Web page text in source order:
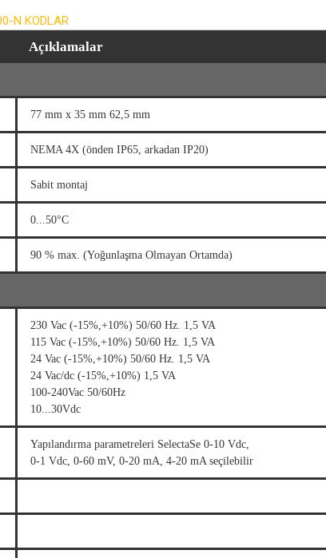
Açıklamalar
77 mm x 35 mm 62,5 mm
NEMA 4X (önden IP65, arkadan IP20)
Sabit montaj
0...50°C
90 % max. (Yoğunlaşma Olmayan Ortamda)
230 Vac (-15%,+10%) 50/60 Hz. 1,5 VA
115 Vac (-15%,+10%) 50/60 Hz. 1,5 VA
24 Vac (-15%,+10%) 50/60 Hz. 1,5 VA
24 Vac/dc (-15%,+10%) 1,5 VA
100-240Vac 50/60Hz
10...30Vdc
Yapılandırma parametreleri SelectaSe 0-10 Vdc,
0-1 Vdc, 0-60 mV, 0-20 mA, 4-20 mA seçilebilir